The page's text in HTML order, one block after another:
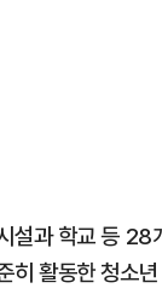
설과 학교 등
히 활동한 청소